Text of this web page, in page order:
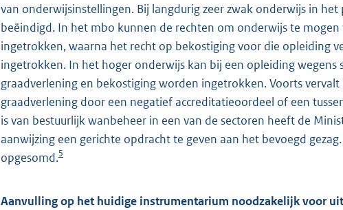
van onderwijsinstellingen. Bij langdurig zeer zwak onderwijs in
beëindigd. In het mbo kunnen de rechten om onderwijs te
ingetrokken, waarna het recht op bekostiging voor die opleiding
ingetrokken. In het hoger onderwijs kan bij een opleiding
graadverlening en bekostiging worden ingetrokken. Voorts
graadverlening door een negatief accreditatieoordeel of een
is van bestuurlijk wanbeheer in een van de sectoren heeft de
aanwijzing een gerichte opdracht te geven aan het bevoegd
opgesomd.5
Aanvulling op het huidige instrumentarium noodzakelijk voor